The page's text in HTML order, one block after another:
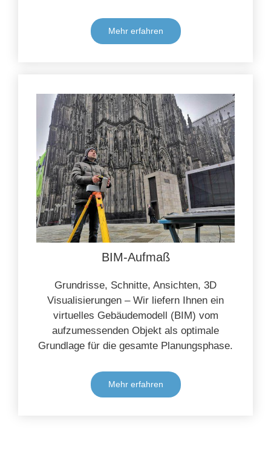
Mehr erfahren
BIM-Aufmaß
Grundrisse, Schnitte, Ansichten, 3D
Visualisierungen – Wir liefern Ihnen ein
virtuelles Gebäudemodell (BIM) vom
aufzumessenden Objekt als optimale
Grundlage für die gesamte Planungsphase.
Mehr erfahren